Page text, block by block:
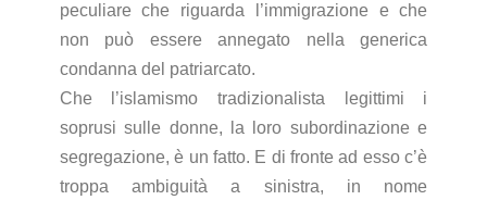
peculiare che riguarda l’immigrazione e che
non può essere annegato nella generica
condanna del patriarcato.
Che l’islamismo tradizionalista legittimi i
soprusi sulle donne, la loro subordinazione e
segregazione, è un fatto. E di fronte ad esso c’è
troppa ambiguità a sinistra, in nome